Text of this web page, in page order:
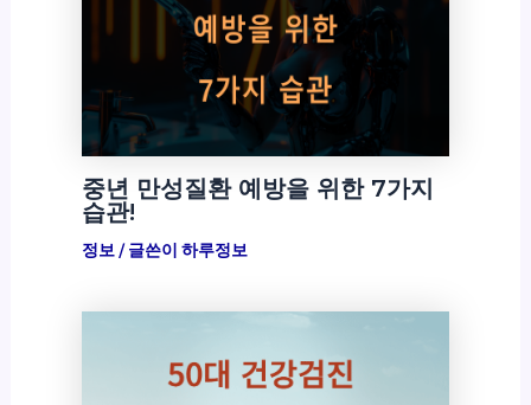
중년 만성질환 예방을 위한 7가지
습관!
정보/ 글쓴이 하루정보